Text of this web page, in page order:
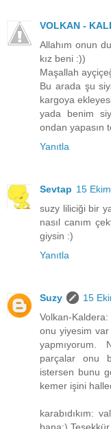
VOLKAN -
Allahım onun
kız beni :))
Maşallah
Bu arada şu
kargoya
yada benim
ondan yapasın
Yanıtla
Sevtap 15
suzy liliciği bir
nasıl canım
giysin :)
Yanıtla
Suzy
15
Volkan-
onu yiyesim
yapmıyorum.
parçalar onu
istersen bunu
kemer işini
karabıdıkım: